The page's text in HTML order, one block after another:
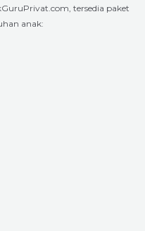
tersedia paket
anak: